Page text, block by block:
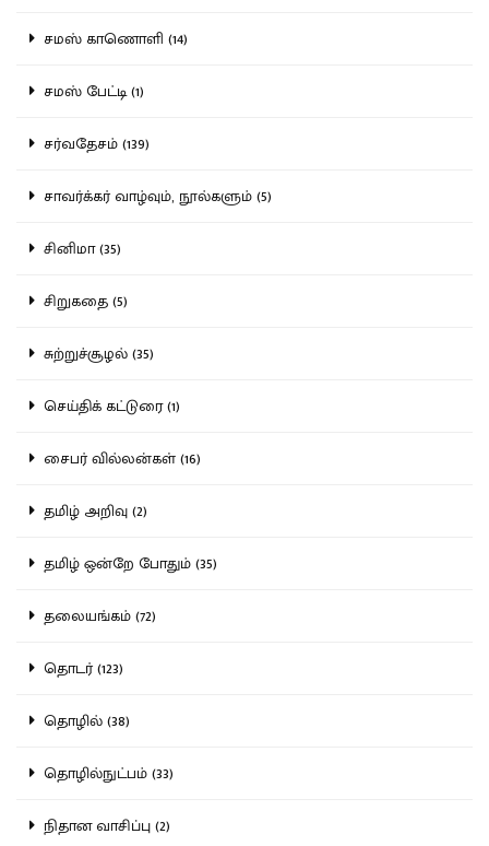
சமஸ் காணொளி (14)
சமஸ் பேட்டி (1)
சர்வதேசம் (139)
சாவர்க்கர் வாழ்வும், நூல்களும் (5)
சினிமா (35)
சிறுகதை (5)
சுற்றுச்சூழல் (35)
செய்திக் கட்டுரை (1)
சைபர் வில்லன்கள் (16)
தமிழ் அறிவு (2)
தமிழ் ஒன்றே போதும் (35)
தலையங்கம் (72)
தொடர் (123)
தொழில் (38)
தொழில்நுட்பம் (33)
நிதான வாசிப்பு (2)